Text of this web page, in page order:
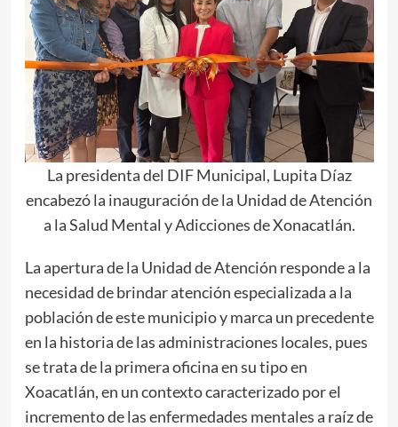
La presidenta del DIF Municipal, Lupita Díaz
encabezó la inauguración de la Unidad de Atención
a la Salud Mental y Adicciones de Xonacatlán.
La apertura de la Unidad de Atención responde a la
necesidad de brindar atención especializada a la
población de este municipio y marca un precedente
en la historia de las administraciones locales, pues
se trata de la primera oficina en su tipo en
Xoacatlán, en un contexto caracterizado por el
incremento de las enfermedades mentales a raíz de